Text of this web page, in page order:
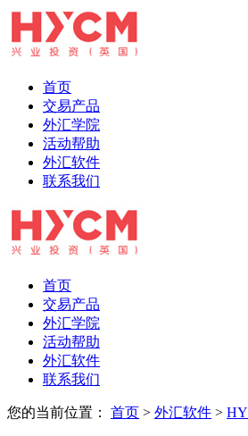
首页
交易产品
外汇学院
活动帮助
外汇软件
联系我们
首页
交易产品
外汇学院
活动帮助
外汇软件
联系我们
您的当前位置： 首页 > 外汇软件 > HY